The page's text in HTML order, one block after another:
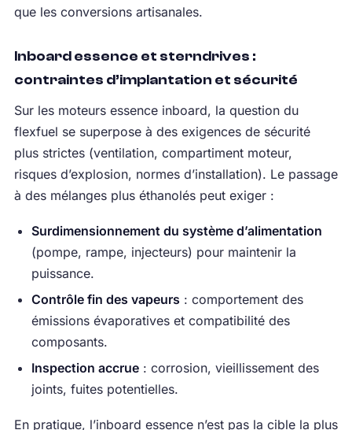
que les conversions artisanales.
Inboard essence et sterndrives :
contraintes d’implantation et sécurité
Sur les moteurs essence inboard, la question du
flexfuel se superpose à des exigences de sécurité
plus strictes (ventilation, compartiment moteur,
risques d’explosion, normes d’installation). Le passage
à des mélanges plus éthanolés peut exiger :
Surdimensionnement du système d’alimentation
(pompe, rampe, injecteurs) pour maintenir la
puissance.
Contrôle fin des vapeurs : comportement des
émissions évaporatives et compatibilité des
composants.
Inspection accrue: corrosion, vieillissement des
joints, fuites potentielles.
En pratique, l’inboard essence n’est pas la cible la plus